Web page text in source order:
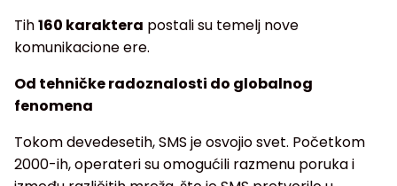
Tih160 karaktera postali su temelj nove
komunikacione ere.
Od tehničke radoznalosti do globalnog
fenomena
Tokom devedesetih, SMS je osvojio svet. Početkom
2000-ih, operateri su omogućili razmenu poruka i